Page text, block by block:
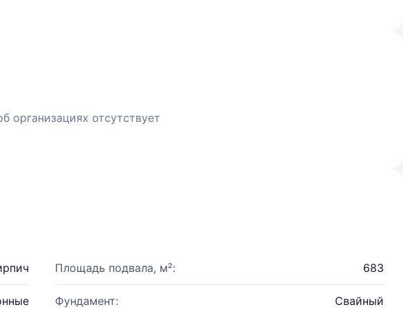
организациях отсутствует
Площадь подвала, м²: 683
Фундамент: Свайный